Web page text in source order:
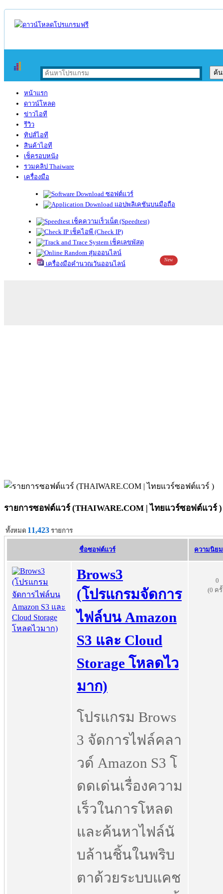
หน้าแรก
ดาวน์โหลด
ข่าวไอที
รีวิว
ทิปส์ไอที
สินค้าไอที
เช็ครอบหนัง
รวมคลิป Thaiware
เครื่องมือ
ซอฟต์แวร์
แอปพลิเคชันบนมือถือ
เช็คความเร็วเน็ต (Speedtest)
เช็คไอพี (Check IP)
เช็คเลขพัสดุ
สุ่มออนไลน์
เครื่องมือคำนวณวันออนไลน์
New
รายการซอฟต์แวร์ (THAIWARE.COM | ไทยแวร์ซอฟต์แวร์ )
ทั้งหมด 11,423 รายการ
ชื่อซอฟต์แวร์ ความนิยม
Brows3
(โปรแกรมจัดการ
ไฟล์บน Amazon
S3 และ Cloud
Storage โหลดไว
มาก)
โปรแกรม Brows
3 จัดการไฟล์คลา
วด์ Amazon S3 โ
ดดเด่นเรื่องความ
เร็วในการโหลด
และค้นหาไฟล์นั
บล้านชิ้นในพริบ
ตาด้วยระบบแคช
0
(0 ค